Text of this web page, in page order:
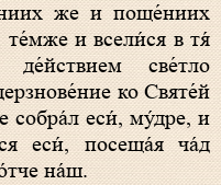
же и поще́ниих
и всели́ся в тя́
све́тло
ко Святе́й
собра́л еси́, му́дре, и
еси́, посеща́я ча́д
на́ш.